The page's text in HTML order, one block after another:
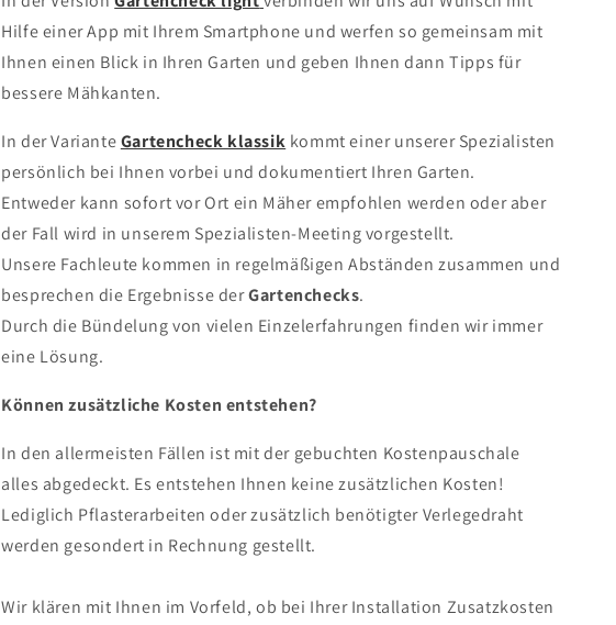
Hilfe einer App mit Ihrem Smartphone und werfen so gemeinsam mit
Ihnen einen Blick in Ihren Garten und geben Ihnen dann Tipps für
bessere Mähkanten.
In der VarianteGartencheck klassik kommt einer unserer Spezialisten
persönlich bei Ihnen vorbei und dokumentiert Ihren Garten.
Entweder kann sofort vor Ort ein Mäher empfohlen werden oder aber
der Fall wird in unserem Spezialisten-Meeting vorgestellt.
Unsere Fachleute kommen in regelmäßigen Abständen zusammen und
besprechen die Ergebnisse derGartenchecks.
Durch die Bündelung von vielen Einzelerfahrungen finden wir immer
eine Lösung.
Können zusätzliche Kosten entstehen?
In den allermeisten Fällen ist mit der gebuchten Kostenpauschale
alles abgedeckt. Es entstehen Ihnen keine zusätzlichen Kosten!
Lediglich Pflasterarbeiten oder zusätzlich benötigter Verlegedraht
werden gesondert in Rechnung gestellt.
Wir klären mit Ihnen im Vorfeld, ob bei Ihrer Installation Zusatzkosten